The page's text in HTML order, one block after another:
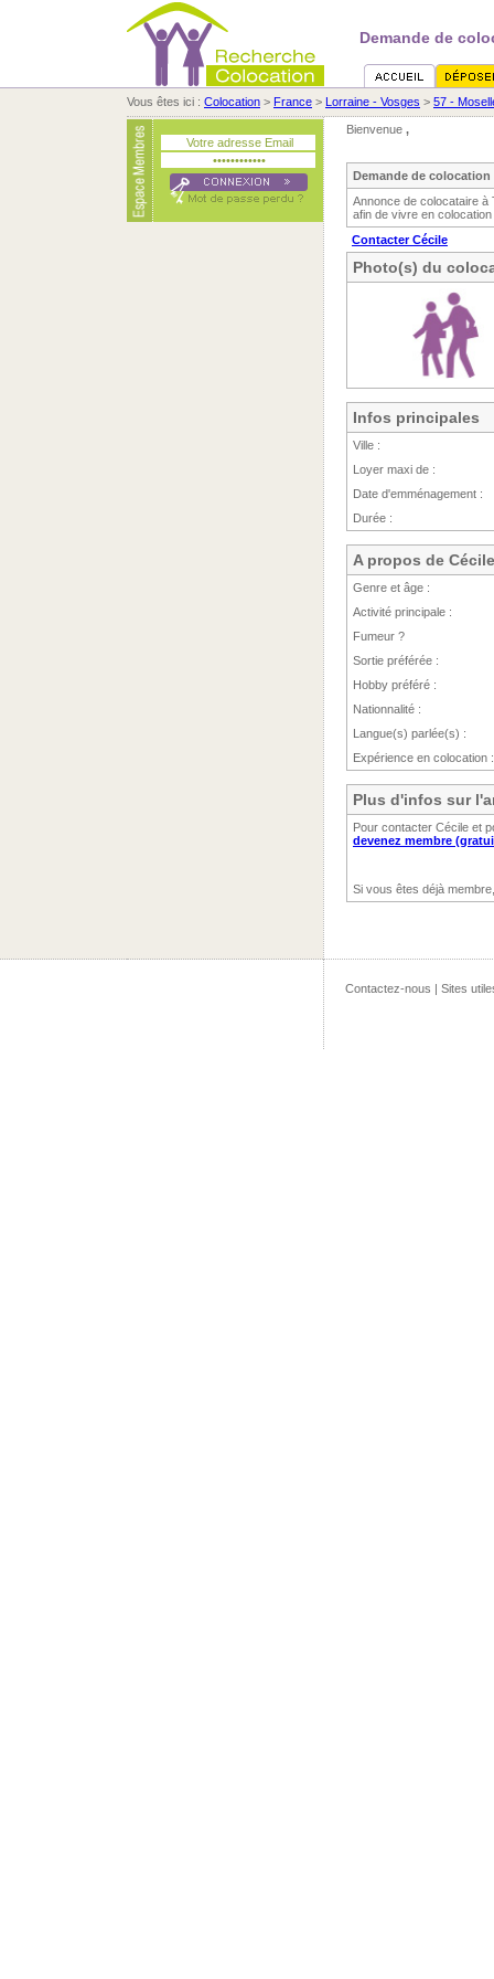
Demande de
Vous êtes ici : Colocation > France > Lorraine - Vosges > 57 -
Bienvenue ,
Demande de colocation
Annonce de colocataire à
afin de vivre en colocation
Contacter Cécile
Photo(s) du
Infos principales
Ville :
Loyer maxi de :
Date d'emménagement :
Durée :
A propos de Cécile
Genre et âge :
Activité principale :
Fumeur ?
Sortie préférée :
Hobby préféré :
Nationnalité :
Langue(s) parlée(s) :
Expérience en colocation :
Plus d'infos sur
Pour contacter Cécile et
devenez membre
Si vous êtes déjà
Contactez-nous | Sites